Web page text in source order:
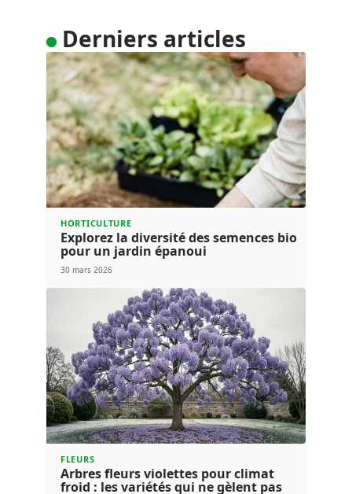
Derniers articles
HORTICULTURE
Explorez la diversité des semences bio
pour un jardin épanoui
30 mars 2026
FLEURS
Arbres fleurs violettes pour climat
froid : les variétés qui ne gèlent pas